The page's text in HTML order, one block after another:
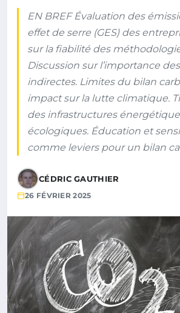
EN BREF Évaluation des
effet de serre (GES) des
sur la fiabilité des
Discussion sur l’importance
indirectes. Limites du bilan
impact sur la lutte climatique.
des infrastructures
écologiques. Éducation et
comme leviers pour un bilan
CÉDRIC GAUTHIER
26 FÉVRIER 2025